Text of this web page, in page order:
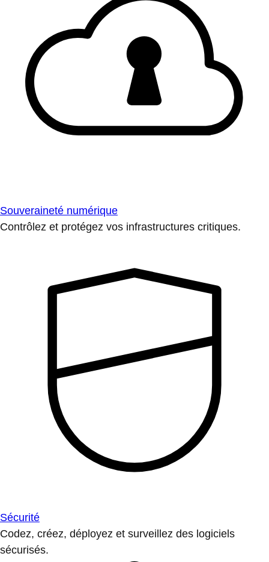
Souveraineté numérique
Contrôlez et protégez vos infrastructures critiques.
Sécurité
Codez, créez, déployez et surveillez des logiciels
sécurisés.